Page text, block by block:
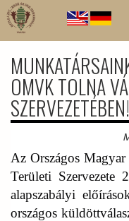
Ugrás
tartalomra
OMVK TOLNA
SZERVEZETÉBEN!
Az Országos
Területi Szervezete
alapszabályi
országos